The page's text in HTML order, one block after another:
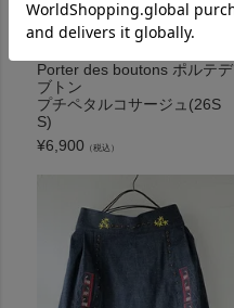
Porter des boutons ポルテデ
ブトン
プチペタルコサージュ(26S
S)
¥6,900 （税込）